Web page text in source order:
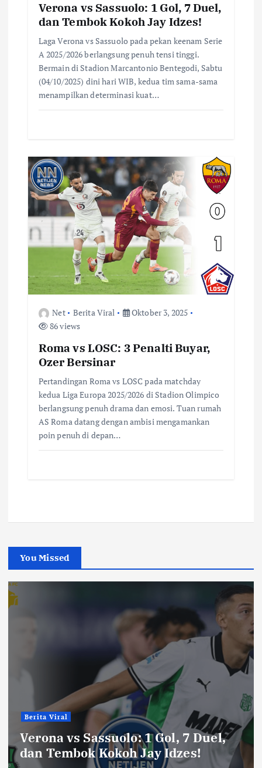
Verona vs Sassuolo: 1 Gol, 7 Duel,
dan Tembok Kokoh Jay Idzes!
Laga Verona vs Sassuolo pada pekan keenam Serie
A 2025/2026 berlangsung penuh tensi tinggi.
Bermain di Stadion Marcantonio Bentegodi, Sabtu
(04/10/2025) dini hari WIB, kedua tim sama-sama
menampilkan determinasi kuat…
Net Berita Viral
Oktober 3, 2025
86 views
Roma vs LOSC: 3 Penalti Buyar,
Ozer Bersinar
Pertandingan Roma vs LOSC pada matchday
kedua Liga Europa 2025/2026 di Stadion Olimpico
berlangsung penuh drama dan emosi. Tuan rumah
AS Roma datang dengan ambisi mengamankan
poin penuh di depan…
You Missed
Berita Viral
Verona vs Sassuolo: 1 Gol, 7 Duel,
dan Tembok Kokoh Jay Idzes!